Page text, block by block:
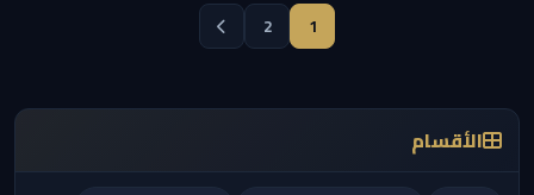
1
2
الأقسام